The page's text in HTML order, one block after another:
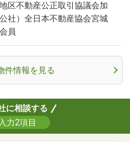
区不動産公正取引協議会加
社）全日本不動産協会宮城
員
件情報を見る
に相談する
力2項目